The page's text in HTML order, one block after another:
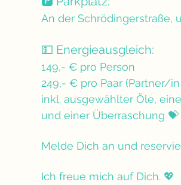
An der Schrödingerstraße,
💵 Energieausgleich:
149,- € pro Person
249,- € pro Paar (Partner/
inkl. ausgewählter Öle,
und einer Überraschung
Melde Dich an und
Ich freue mich auf Dich. 💖